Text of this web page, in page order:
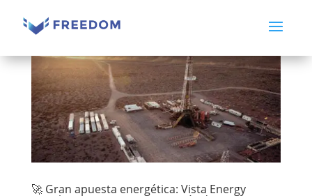
🚀 Gran apuesta energética: Vista Energy